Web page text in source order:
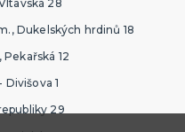
28
Dukelských hrdinů 18
12
Divišova 1
29